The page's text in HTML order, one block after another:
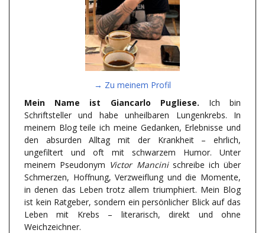
→ Zu meinem Profil
Mein Name ist Giancarlo Pugliese. Ich bin
Schriftsteller und habe unheilbaren Lungenkrebs. In
meinem Blog teile ich meine Gedanken, Erlebnisse und
den absurden Alltag mit der Krankheit – ehrlich,
ungefiltert und oft mit schwarzem Humor. Unter
meinem Pseudonym Victor Mancinischreibe ich über
Schmerzen, Hoffnung, Verzweiflung und die Momente,
in denen das Leben trotz allem triumphiert. Mein Blog
ist kein Ratgeber, sondern ein persönlicher Blick auf das
Leben mit Krebs – literarisch, direkt und ohne
Weichzeichner.